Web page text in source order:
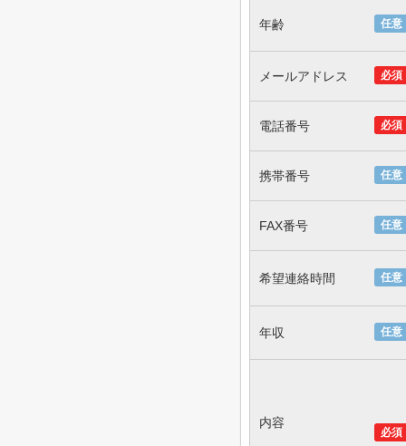
任意
年齢
必須
メールアドレス
必須
電話番号
任意
携帯番号
任意
FAX番号
任意
希望連絡時間
任意
年収
必須
内容